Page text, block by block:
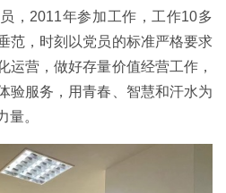
，2011年参加工作，工作10多
范，时刻以党员的标准严格要求
运营，做好存量价值经营工作，
验服务，用青春、智慧和汗水为
量。